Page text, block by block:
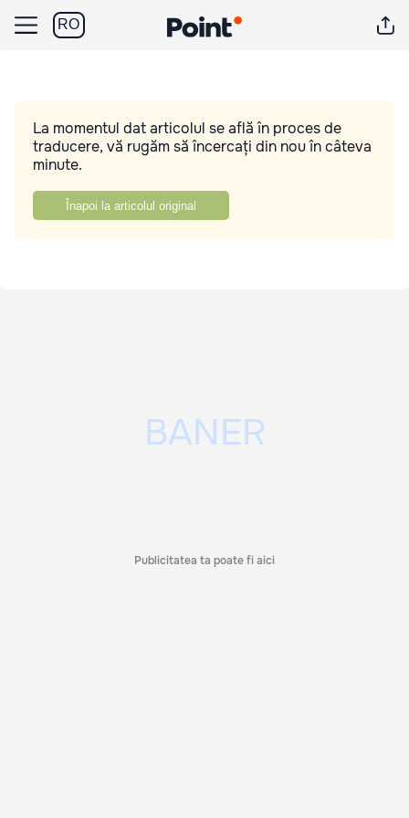
RO
La momentul dat articolul se află în proces de
traducere, vă rugăm să încercați din nou în câteva
minute.
Înapoi la articolul original
Publicitatea ta poate fi aici